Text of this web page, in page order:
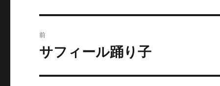
稿
前
前
投
サフィール踊り子